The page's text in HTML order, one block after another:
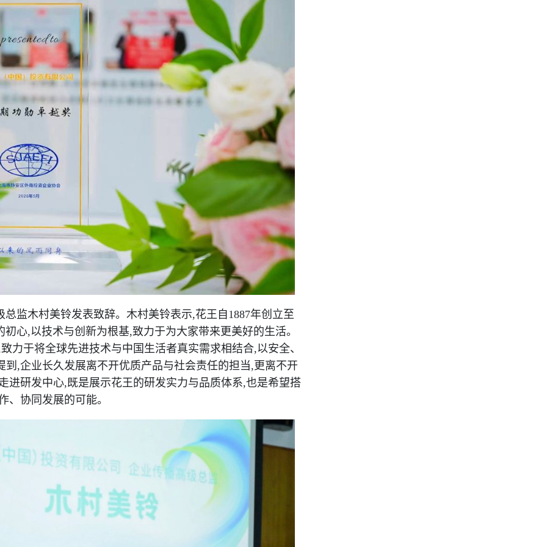
监木村美铃发表致辞。木村美铃表示,花王自1887年创立至
心,以技术与创新为根基,致力于为大家带来更美好的生活。
力于将全球先进技术与中国生活者真实需求相结合,以安全、
,企业长久发展离不开优质产品与社会责任的担当,更离不开
进研发中心,既是展示花王的研发实力与品质体系,也是希望搭
、协同发展的可能。